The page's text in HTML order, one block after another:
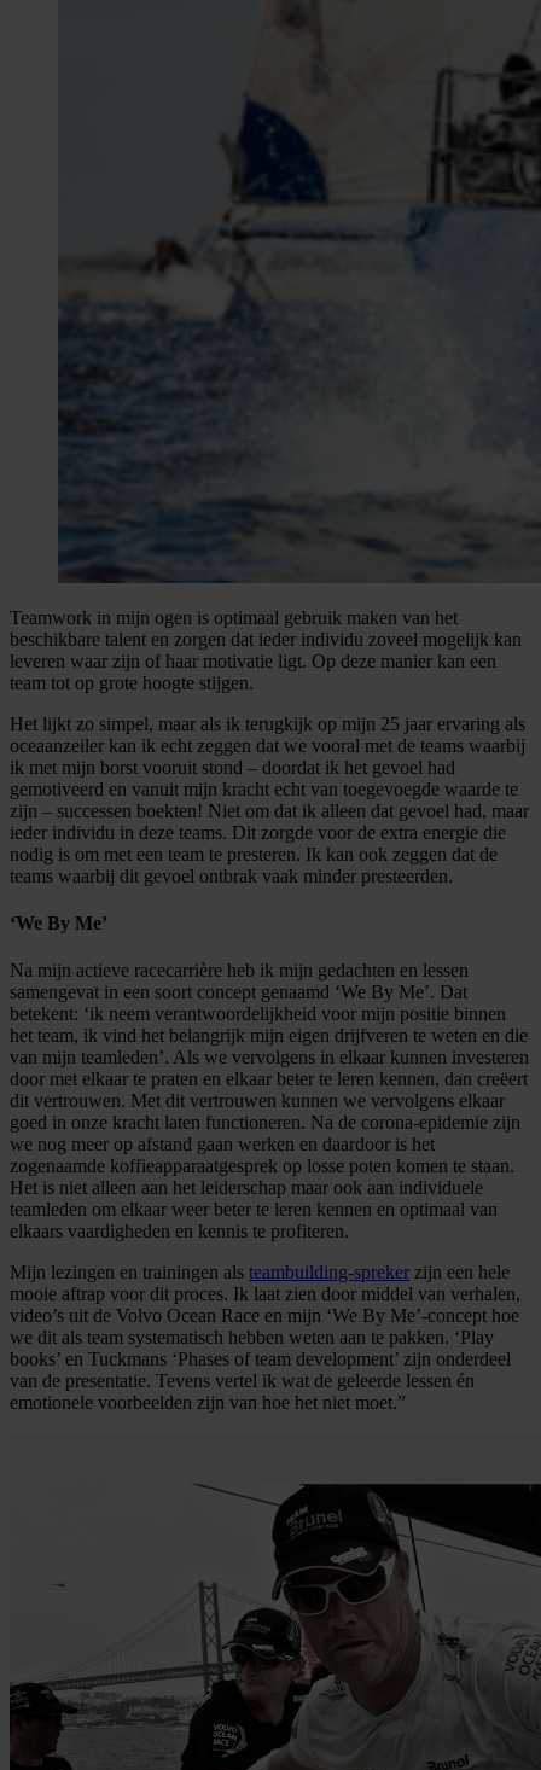
Teamwork in mijn ogen is optimaal gebruik maken van het
beschikbare talent en zorgen dat ieder individu zoveel mogelijk kan
leveren waar zijn of haar motivatie ligt. Op deze manier kan een
team tot op grote hoogte stijgen.
Het lijkt zo simpel, maar als ik terugkijk op mijn 25 jaar ervaring als
oceaanzeiler kan ik echt zeggen dat we vooral met de teams waarbij
ik met mijn borst vooruit stond – doordat ik het gevoel had
gemotiveerd en vanuit mijn kracht echt van toegevoegde waarde te
zijn – successen boekten! Niet om dat ik alleen dat gevoel had, maar
ieder individu in deze teams. Dit zorgde voor de extra energie die
nodig is om met een team te presteren. Ik kan ook zeggen dat de
teams waarbij dit gevoel ontbrak vaak minder presteerden.
‘We By Me’
Na mijn actieve racecarrière heb ik mijn gedachten en lessen
samengevat in een soort concept genaamd ‘We By Me’. Dat
betekent: ‘ik neem verantwoordelijkheid voor mijn positie binnen
het team, ik vind het belangrijk mijn eigen drijfveren te weten en die
van mijn teamleden’. Als we vervolgens in elkaar kunnen investeren
door met elkaar te praten en elkaar beter te leren kennen, dan creëert
dit vertrouwen. Met dit vertrouwen kunnen we vervolgens elkaar
goed in onze kracht laten functioneren. Na de corona-epidemie zijn
we nog meer op afstand gaan werken en daardoor is het
zogenaamde koffieapparaatgesprek op losse poten komen te staan.
Het is niet alleen aan het leiderschap maar ook aan individuele
teamleden om elkaar weer beter te leren kennen en optimaal van
elkaars vaardigheden en kennis te profiteren.
Mijn lezingen en trainingen als teambuilding-spreker zijn een hele
mooie aftrap voor dit proces. Ik laat zien door middel van verhalen,
video’s uit de Volvo Ocean Race en mijn ‘We By Me’-concept hoe
we dit als team systematisch hebben weten aan te pakken. ‘Play
books’ en Tuckmans ‘Phases of team development’ zijn onderdeel
van de presentatie. Tevens vertel ik wat de geleerde lessen én
emotionele voorbeelden zijn van hoe het niet moet.”